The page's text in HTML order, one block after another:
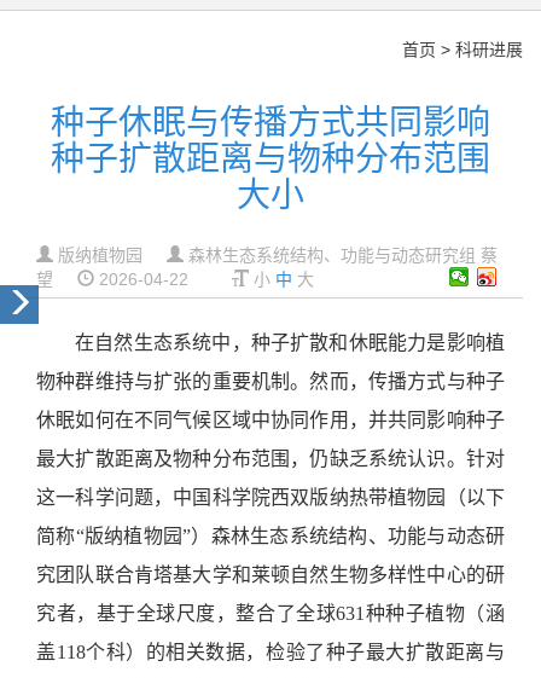
首页 > 科研进展
种子休眠与传播方式共同影响
种子扩散距离与物种分布范围
大小
版纳植物园
森林生态系统结构、功能与动态研究组 蔡
望
2026-04-22 小 中 大
在自然生态系统中，种子扩散和休眠能力是影响植
物种群维持与扩张的重要机制。然而，传播方式与种子
休眠如何在不同气候区域中协同作用，并共同影响种子
最大扩散距离及物种分布范围，仍缺乏系统认识。针对
这一科学问题，中国科学院西双版纳热带植物园（以下
简称“版纳植物园”）森林生态系统结构、功能与动态研
究团队联合肯塔基大学和莱顿自然生物多样性中心的研
究者，基于全球尺度，整合了全球631种种子植物（涵
盖118个科）的相关数据，检验了种子最大扩散距离与